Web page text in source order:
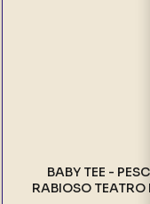
BABY TEE -
RABIOSO TEATRO